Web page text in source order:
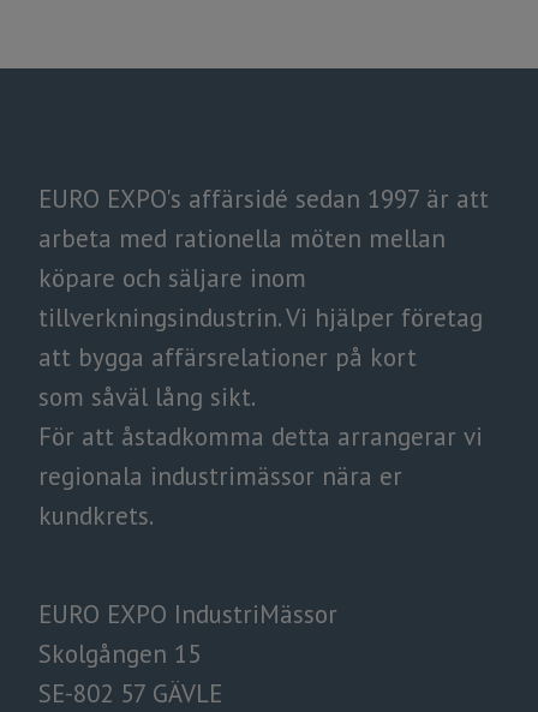
EURO EXPO's affärsidé sedan 1997 är att
arbeta med rationella möten mellan
köpare och säljare inom
tillverkningsindustrin.​​​​​​​Vi hjälper företag
att bygga affärsrelationer på kort
som såväl lång sikt.
​​​​​​​För att åstadkomma detta arrangerar vi
regionala industrimässor nära er
kundkrets.
EURO EXPO IndustriMässor
Skolgången 15
SE-802 57 GÄVLE